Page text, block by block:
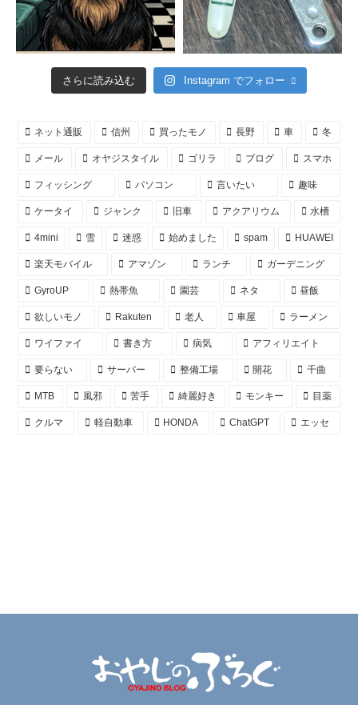
さらに読み込む Instagram でフォロー
ネット通販 信州 買ったモノ 長野 車 冬
メール オヤジスタイル ゴリラ ブログ スマホ
フィッシング パソコン 言いたい 趣味
ケータイ ジャンク 旧車 アクアリウム 水槽
4mini 雪 迷惑 始めました spam HUAWEI
楽天モバイル アマゾン ランチ ガーデニング
GyroUP 熱帯魚 園芸 ネタ 昼飯
欲しいモノ Rakuten 老人 車屋 ラーメン
ワイファイ 書き方 病気 アフィリエイト
要らない サーバー 整備工場 開花 千曲
MTB 風邪 苦手 綺麗好き モンキー 目薬
クルマ 軽自動車 HONDA ChatGPT エッセ